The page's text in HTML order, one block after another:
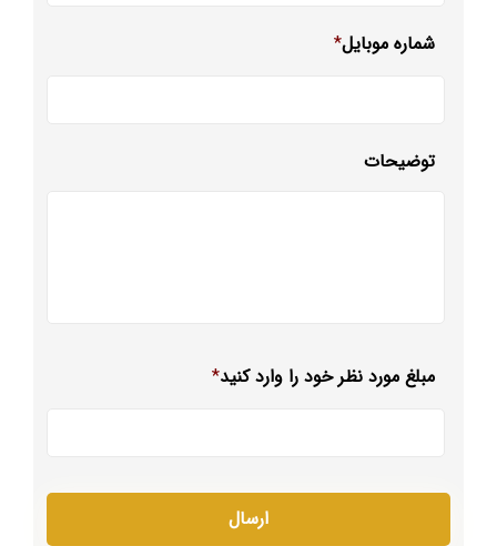
شماره موبایل*
توضیحات
مبلغ مورد نظر خود را وارد کنید*